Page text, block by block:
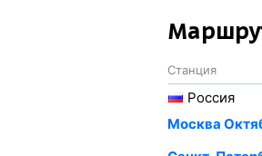
Станция
Россия
Москва